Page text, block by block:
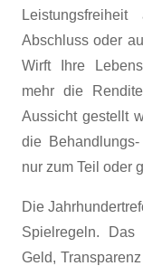
Abschluss oder
Wirft Ihre
mehr die
Aussicht gestellt
die
nur zum Teil oder
Die
Spielregeln. Das
Geld,